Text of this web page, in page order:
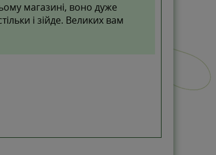
магазині, воно дуже
і зійде. Великих вам